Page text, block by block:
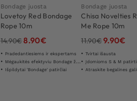
Bondage juosta
Lovetoy Red Bondage
Rope 10m
14.90€8.90€
Pradedantiesiems ir ekspertams
Mėgaukitės efektyviu Bondage žaidimu
Išpildytai 'Bondage' patirčiai
Bondage juosta
Chisa Novelties
Me Rope 10m
11.90€9.90€
Tvirtai išausta
Įdomioms S & M
Atraskite begalines